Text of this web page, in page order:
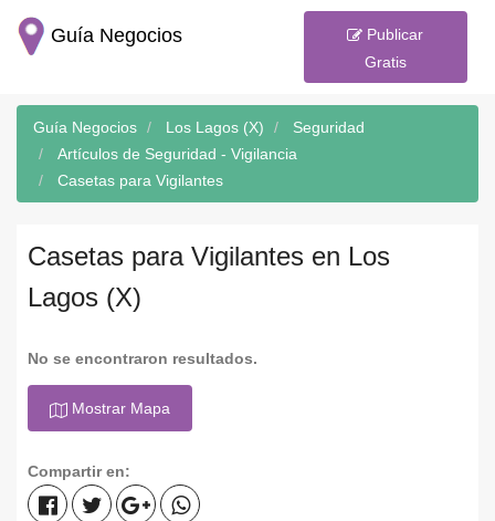
Guía Negocios
Publicar
Gratis
Guía Negocios Los Lagos (X)
Seguridad
Artículos de Seguridad - Vigilancia
Casetas para Vigilantes
Casetas para Vigilantes en Los
Lagos (X)
No se encontraron resultados.
Mostrar Mapa
Compartir en: